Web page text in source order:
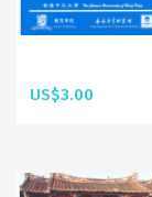
US$3.00